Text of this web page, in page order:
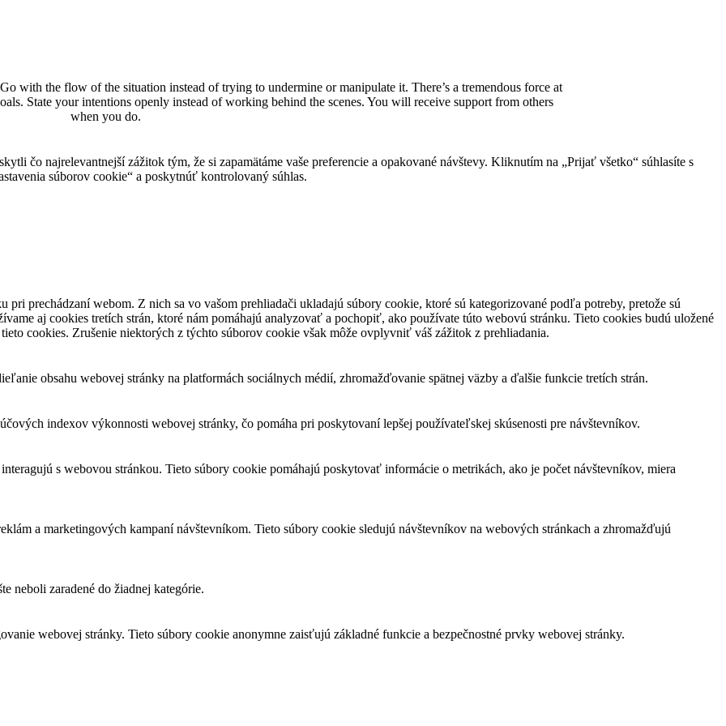
with the flow of the situation instead of trying to undermine or manipulate it. There’s a tremendous force at
State your intentions openly instead of working behind the scenes. You will receive support from others
when you do.
čo najrelevantnejší zážitok tým, že si zapamätáme vaše preferencie a opakované návštevy. Kliknutím na „Prijať všetko“ súhlasíte s
súborov cookie“ a poskytnúť kontrolovaný súhlas.
pri prechádzaní webom. Z nich sa vo vašom prehliadači ukladajú súbory cookie, ktoré sú kategorizované podľa potreby, pretože sú
aj cookies tretích strán, ktoré nám pomáhajú analyzovať a pochopiť, ako používate túto webovú stránku. Tieto cookies budú uložené
cookies. Zrušenie niektorých z týchto súborov cookie však môže ovplyvniť váš zážitok z prehliadania.
obsahu webovej stránky na platformách sociálnych médií, zhromažďovanie spätnej väzby a ďalšie funkcie tretích strán.
indexov výkonnosti webovej stránky, čo pomáha pri poskytovaní lepšej používateľskej skúsenosti pre návštevníkov.
s webovou stránkou. Tieto súbory cookie pomáhajú poskytovať informácie o metrikách, ako je počet návštevníkov, miera
a marketingových kampaní návštevníkom. Tieto súbory cookie sledujú návštevníkov na webových stránkach a zhromažďujú
neboli zaradené do žiadnej kategórie.
webovej stránky. Tieto súbory cookie anonymne zaisťujú základné funkcie a bezpečnostné prvky webovej stránky.